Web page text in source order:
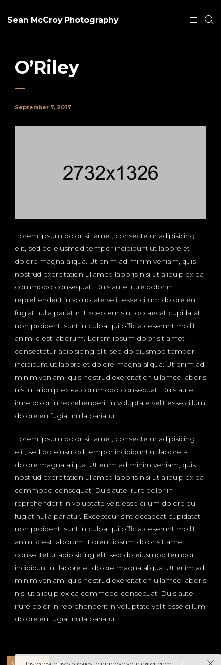
Sean McCroy Photography
O’Riley
September 7, 2017
Lorem ipsum dolor sit amet, consectetur adipisicing
elit, sed do eiusmod tempor incididunt ut labore et
dolore magna aliqua. Ut enim ad minim veniam, quis
nostrud exercitation ullamco laboris nisi ut aliquip ex ea
commodo consequat. Duis aute irure dolor in
reprehenderit in voluptate velit esse cillum dolore eu
fugiat nulla pariatur. Excepteur sint occaecat cupidatat
non proident, sunt in culpa qui officia deserunt mollit
anim id est laborum. Lorem ipsum dolor sit amet,
consectetur adipisicing elit, sed do eiusmod tempor
incididunt ut labore et dolore magna aliqua. Ut enim ad
minim veniam, quis nostrud exercitation ullamco laboris
nisi ut aliquip ex ea commodo consequat. Duis aute
irure dolor in reprehenderit in voluptate velit esse cillum
dolore eu fugiat nulla pariatur.
Lorem ipsum dolor sit amet, consectetur adipisicing
elit, sed do eiusmod tempor incididunt ut labore et
dolore magna aliqua. Ut enim ad minim veniam, quis
nostrud exercitation ullamco laboris nisi ut aliquip ex ea
commodo consequat. Duis aute irure dolor in
reprehenderit in voluptate velit esse cillum dolore eu
fugiat nulla pariatur. Excepteur sint occaecat cupidatat
non proident, sunt in culpa qui officia deserunt mollit
anim id est laborum. Lorem ipsum dolor sit amet,
consectetur adipisicing elit, sed do eiusmod tempor
incididunt ut labore et dolore magna aliqua. Ut enim ad
minim veniam, quis nostrud exercitation ullamco laboris
nisi ut aliquip ex ea commodo consequat. Duis aute
irure dolor in reprehenderit in voluptate velit esse cillum
dolore eu fugiat nulla pariatur.
This website uses cookies to improve your experience.